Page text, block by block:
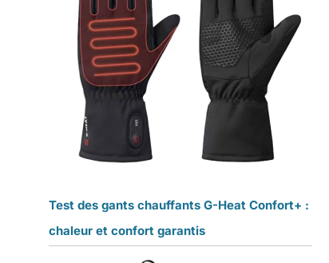
Test des gants chauffants G-Heat Confort+ :
chaleur et confort garantis